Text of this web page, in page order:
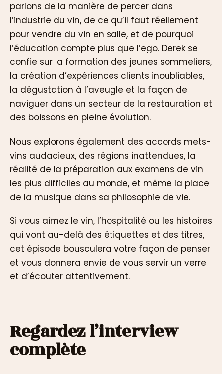
parlons de la manière de percer dans
l’industrie du vin, de ce qu’il faut réellement
pour vendre du vin en salle, et de pourquoi
l’éducation compte plus que l’ego. Derek se
confie sur la formation des jeunes sommeliers,
la création d’expériences clients inoubliables,
la dégustation à l’aveugle et la façon de
naviguer dans un secteur de la restauration et
des boissons en pleine évolution.
Nous explorons également des accords mets-
vins audacieux, des régions inattendues, la
réalité de la préparation aux examens de vin
les plus difficiles au monde, et même la place
de la musique dans sa philosophie de vie.
Si vous aimez le vin, l’hospitalité ou les histoires
qui vont au-delà des étiquettes et des titres,
cet épisode bousculera votre façon de penser
et vous donnera envie de vous servir un verre
et d’écouter attentivement.
Regardez l’interview
complète